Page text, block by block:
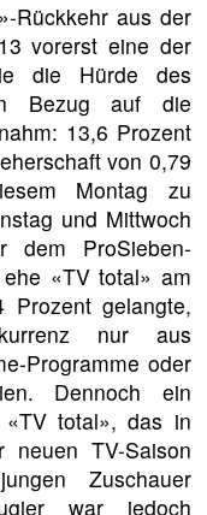
Rückkehr aus der
vorerst eine der
die Hürde des
in Bezug auf die
13,6 Prozent
von 0,79
Montag zu
und Mittwoch
dem ProSieben-
«TV total» am
Prozent gelangte,
nur aus
Programme oder
Dennoch ein
total», das in
TV-Saison
Zuschauer
war jedoch